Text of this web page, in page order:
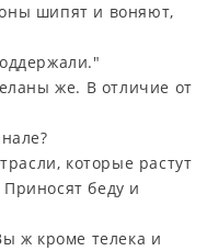
шипят и воняют,
же. В отличие от
которые растут
беду и
ж кроме телека и